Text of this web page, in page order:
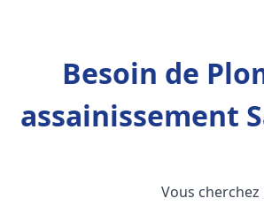
Besoin de
assainissement
Vous